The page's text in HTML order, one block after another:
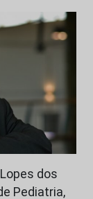
dos
Pediatria,